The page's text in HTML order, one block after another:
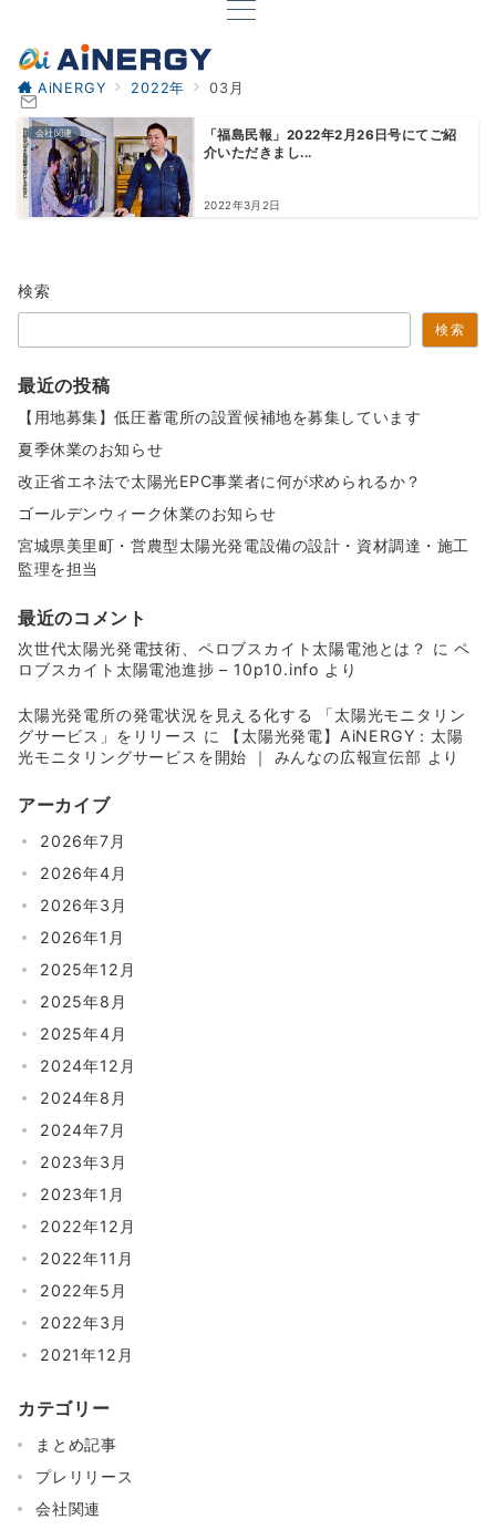
AiNERGY 2022年 03月
会社関連
「福島民報」2022年2月26日号にてご紹
介いただきまし...
2022年3月2日
検索
検索
最近の投稿
【用地募集】低圧蓄電所の設置候補地を募集しています
夏季休業のお知らせ
改正省エネ法で太陽光EPC事業者に何が求められるか？
ゴールデンウィーク休業のお知らせ
宮城県美里町・営農型太陽光発電設備の設計・資材調達・施工
監理を担当
最近のコメント
次世代太陽光発電技術、ペロブスカイト太陽電池とは？ にペ
ロブスカイト太陽電池進捗 – 10p10.info より
太陽光発電所の発電状況を見える化する 「太陽光モニタリン
グサービス」をリリース に
【太陽光発電】AiNERGY：太陽
光モニタリングサービスを開始 ｜ みんなの広報宣伝部 より
アーカイブ
2026年7月
2026年4月
2026年3月
2026年1月
2025年12月
2025年8月
2025年4月
2024年12月
2024年8月
2024年7月
2023年3月
2023年1月
2022年12月
2022年11月
2022年5月
2022年3月
2021年12月
カテゴリー
まとめ記事
プレリリース
会社関連